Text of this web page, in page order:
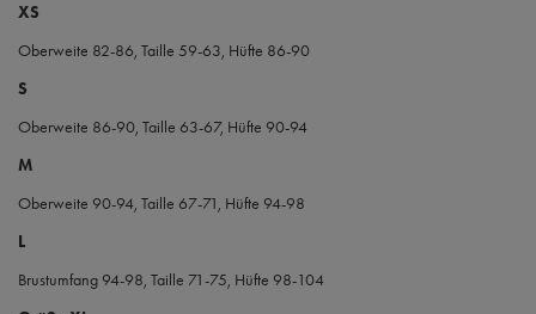
XS
Oberweite 82-86, Taille 59-63, Hüfte 86-90
S
Oberweite 86-90, Taille 63-67, Hüfte 90-94
M
Oberweite 90-94, Taille 67-71, Hüfte 94-98
L
Brustumfang 94-98, Taille 71-75, Hüfte 98-104